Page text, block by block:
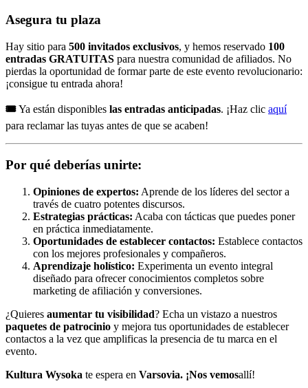
Asegura tu plaza
Hay sitio para 500 invitados exclusivos, y hemos reservado 100
entradas GRATUITAS para nuestra comunidad de afiliados. No
pierdas la oportunidad de formar parte de este evento revolucionario:
¡consigue tu entrada ahora!
🎟Ya están disponibles las entradas anticipadas. ¡Haz clic aquí
para reclamar las tuyas antes de que se acaben!
Por qué deberías unirte:
Opiniones de expertos: Aprende de los líderes del sector a
través de cuatro potentes discursos.
Estrategias prácticas: Acaba con tácticas que puedes poner
en práctica inmediatamente.
Oportunidades de establecer contactos: Establece contactos
con los mejores profesionales y compañeros.
Aprendizaje holístico: Experimenta un evento integral
diseñado para ofrecer conocimientos completos sobre
marketing de afiliación y conversiones.
¿Quieres aumentar tu visibilidad? Echa un vistazo a nuestros
paquetes de patrocinio y mejora tus oportunidades de establecer
contactos a la vez que amplificas la presencia de tu marca en el
evento.
Kultura Wysoka te espera en Varsovia. ¡Nos vemosallí!